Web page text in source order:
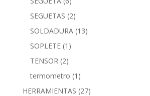
SEGUETAS (2)
SOLDADURA (13)
SOPLETE (1)
TENSOR (2)
termometro (1)
HERRAMIENTAS (27)